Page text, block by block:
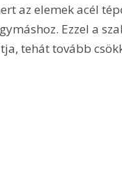
az elemek acél
Ezzel a
tehát tovább